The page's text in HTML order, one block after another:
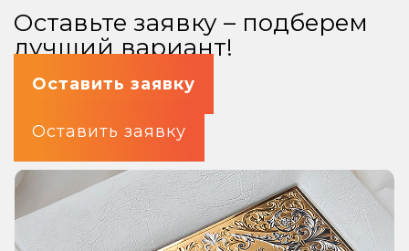
Оставьте заявку – подберем
лучший вариант!
Оставить заявку
Оставить заявку